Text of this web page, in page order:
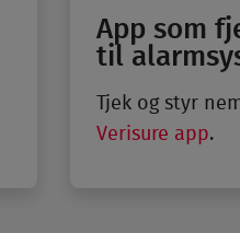
App som
til
Tjek og styr
Verisure app.